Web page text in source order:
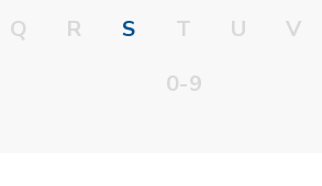
Q R S T U V
0-9